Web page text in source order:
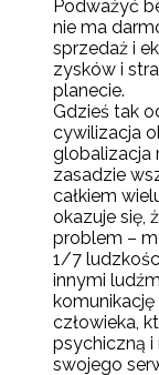
Podważyć
nie ma
sprzedaż i
zysków i
planecie.
Gdzieś tak
cywilizacja
globalizacja
zasadzie
całkiem
okazuje się,
problem –
1/7
innymi
człowieka,
psychiczną
swojego